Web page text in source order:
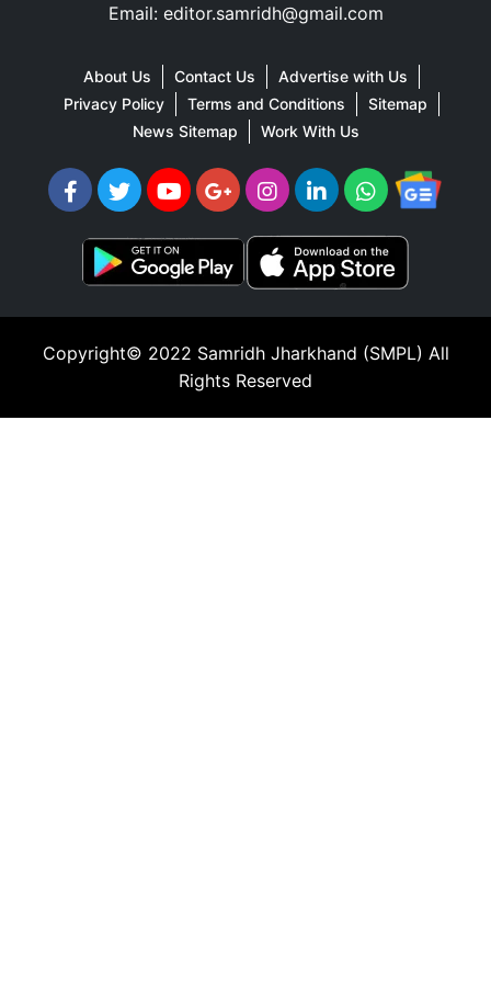
Email: editor.samridh@gmail.com
About Us Contact Us
Advertise with Us
Privacy Policy
Terms and Conditions
Sitemap
News Sitemap
Work With Us
Copyright© 2022 Samridh Jharkhand (SMPL) All
Rights Reserved